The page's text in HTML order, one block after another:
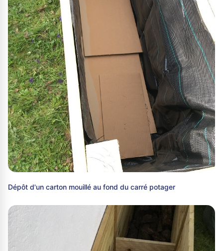
Dépôt d'un carton mouillé au fond du carré potager